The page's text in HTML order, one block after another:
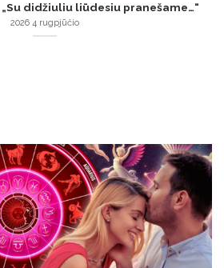
didžiuliu liūdesiu pranešame…“
2026 4 rugpjūčio